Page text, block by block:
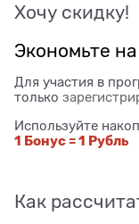
Хочу скидку!
Экономьте
Для участия в
только
Используйте
1 Бонус = 1 Рубль
Как